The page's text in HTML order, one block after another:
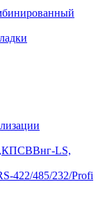
LS,
422/485/232/Profi